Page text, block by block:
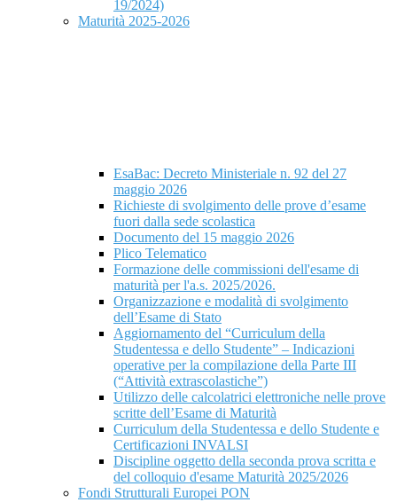
19/2024)
Maturità 2025-2026
EsaBac: Decreto Ministeriale n. 92 del 27
maggio 2026
Richieste di svolgimento delle prove d’esame
fuori dalla sede scolastica
Documento del 15 maggio 2026
Plico Telematico
Formazione delle commissioni dell'esame di
maturità per l'a.s. 2025/2026.
Organizzazione e modalità di svolgimento
dell’Esame di Stato
Aggiornamento del “Curriculum della
Studentessa e dello Studente” – Indicazioni
operative per la compilazione della Parte III
(“Attività extrascolastiche”)
Utilizzo delle calcolatrici elettroniche nelle prove
scritte dell’Esame di Maturità
Curriculum della Studentessa e dello Studente e
Certificazioni INVALSI
Discipline oggetto della seconda prova scritta e
del colloquio d'esame Maturità 2025/2026
Fondi Strutturali Europei PON